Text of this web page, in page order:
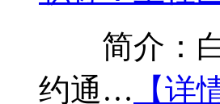
简介：白
约通… 【详